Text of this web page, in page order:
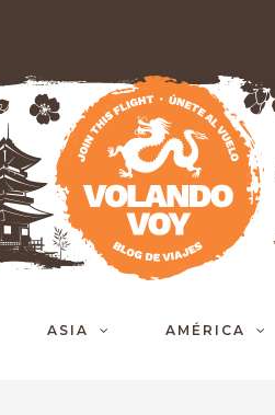
ASIA AMÉRICA